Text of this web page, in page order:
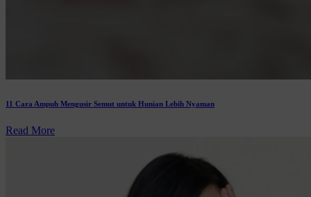
11 Cara Ampuh Mengusir Semut untuk Hunian Lebih Nyaman
Read More